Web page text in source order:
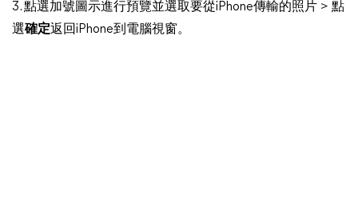
3. 點選加號圖示進行預覽並選取要從iPhone傳輸的照片 > 點
選確定返回iPhone到電腦視窗。